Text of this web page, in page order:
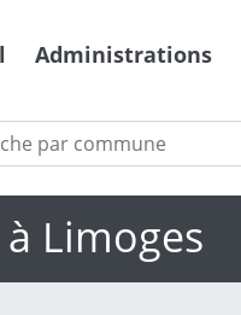
Administrations
Limoges